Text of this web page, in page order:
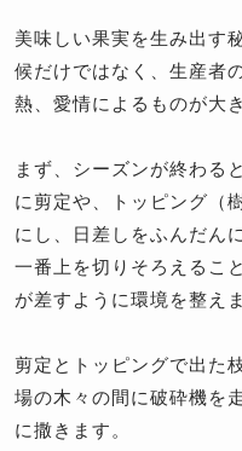
美味しい果実を生み出す
候だけではなく、生産者
熱、愛情によるものが大
まず、シーズンが終わる
に剪定や、トッピング（
にし、日差しをふんだん
一番上を切りそろえるこ
が差すように環境を整え
剪定とトッピングで出た
場の木々の間に破砕機を
に撒きます。